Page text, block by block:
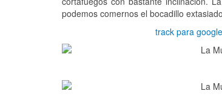
podemos comernos el bocadillo
track para